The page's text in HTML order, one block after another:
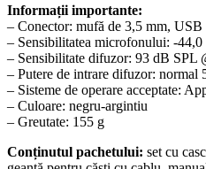
Informații importante:
– Conector: mufă de 3,5 mm, USB
– Sensibilitatea microfonului: -
– Sensibilitate difuzor: 93 dB SPL
– Putere de intrare difuzor: normal
– Sisteme de operare acceptate:
– Culoare: negru-argintiu
– Greutate: 155 g
Conținutul pachetului: set cu